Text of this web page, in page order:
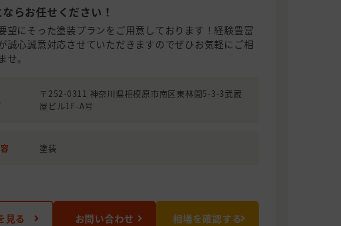
らお任せください！
望にそった塗装プランをご用意しております！経験豊富
誠心誠意対応させていただきますのでぜひお気軽にご相
。
〒252-0311 神奈川県相模原市南区東林間5-3-3武蔵
屋ビル1F-A号
塗装
見る お問い合わせ 相場を確認する